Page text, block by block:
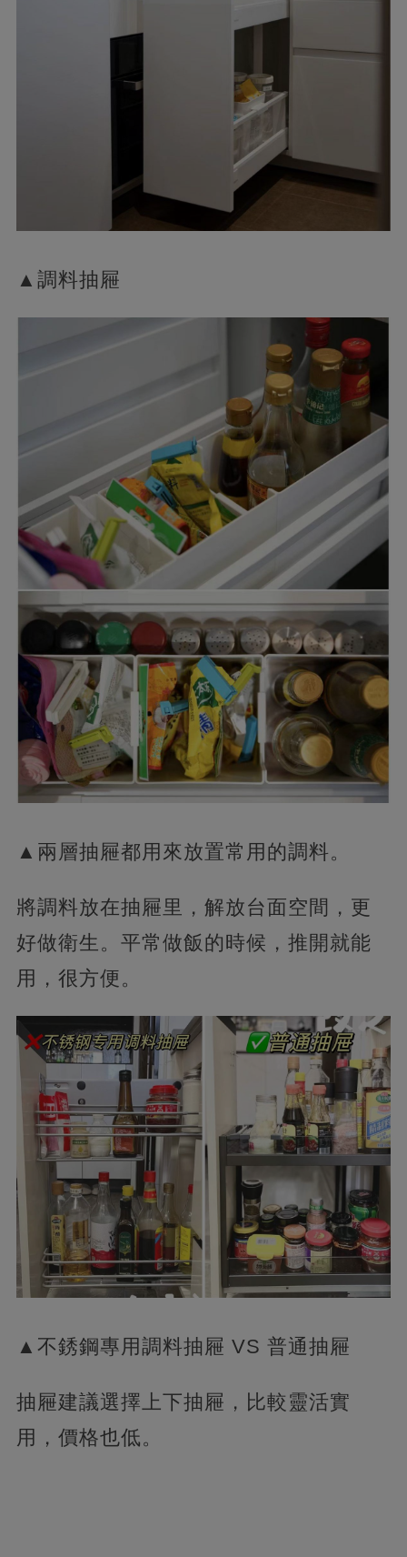
▲調料抽屜
▲兩層抽屜都用來放置常用的調料。
將調料放在抽屜里，解放台面空間，更
好做衛生。平常做飯的時候，推開就能
用，很方便。
▲不銹鋼專用調料抽屜 VS 普通抽屜
抽屜建議選擇上下抽屜，比較靈活實
用，價格也低。